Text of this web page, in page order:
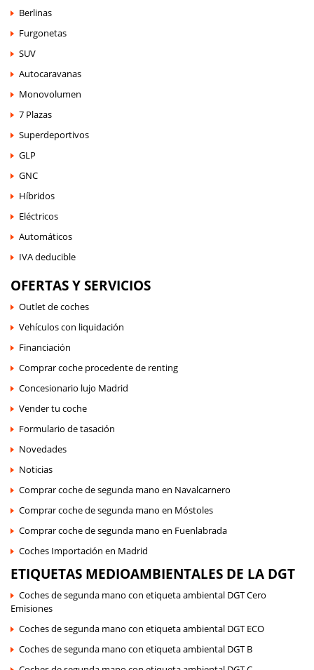
Berlinas
Furgonetas
SUV
Autocaravanas
Monovolumen
7 Plazas
Superdeportivos
GLP
GNC
Híbridos
Eléctricos
Automáticos
IVA deducible
OFERTAS Y SERVICIOS
Outlet de coches
Vehículos con liquidación
Financiación
Comprar coche procedente de renting
Concesionario lujo Madrid
Vender tu coche
Formulario de tasación
Novedades
Noticias
Comprar coche de segunda mano en Navalcarnero
Comprar coche de segunda mano en Móstoles
Comprar coche de segunda mano en Fuenlabrada
Coches Importación en Madrid
ETIQUETAS MEDIOAMBIENTALES DE LA DGT
Coches de segunda mano con etiqueta ambiental DGT Cero
Emisiones
Coches de segunda mano con etiqueta ambiental DGT ECO
Coches de segunda mano con etiqueta ambiental DGT B